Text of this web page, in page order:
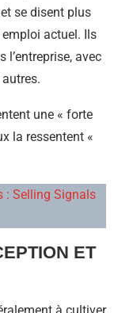
se disent plus
actuel. Ils
avec
une « forte
la ressentent «
: Selling Signals
ET